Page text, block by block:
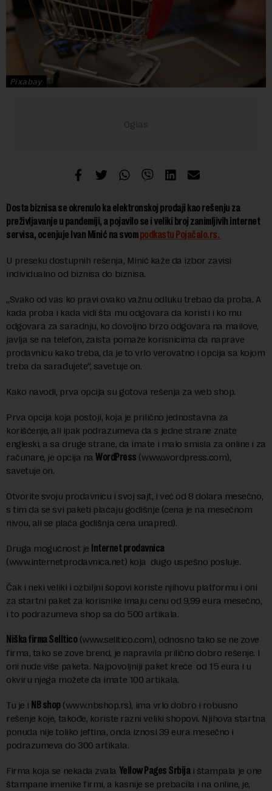
Pixabay
Dosta biznisa se okrenulo ka elektronskoj prodaji kao rešenju za
preživljavanje u pandemiji, a pojavilo se i veliki broj zanimljivih internet
servisa, ocenjuje Ivan Minić na svompodkastu Pojačalo.rs.
U preseku dostupnih rešenja, Minić kaže da izbor zavisi
individualno od biznisa do biznisa.
„Svako od vas ko pravi ovako važnu odluku trebao da proba. A
kada proba i kada vidi šta mu odgovara da koristi i ko mu
odgovara za saradnju, ko dovoljno brzo odgovara na mailove,
javlja se na telefon, zaista pomaže korisnicima da naprave
prodavnicu kako treba, da je to vrlo verovatno i opcija sa kojom
treba da sarađujete“, savetuje on.
Kako navodi, prva opcija su gotova rešenja za web shop.
Prva opcija koja postoji, koja je prilično jednostavna za
korišćenje, ali ipak podrazumeva da s jedne strane znate
engleski, a sa druge strane, da imate i malo smisla za online i za
računare, je opcija naWordPress (www.wordpress.com),
savetuje on.
Otvorite svoju prodavnicu i svoj sajt, i već od 8 dolara mesečno,
s tim da se svi paketi plaćaju godišnje (cena je na mesečnom
nivou, ali se plaća godišnja cena unapred).
Druga mogućnost je Internet prodavnica
(www.internetprodavnica.net) koja dugo uspešno posluje.
Čak i neki veliki i ozbiljni šopovi koriste njihovu platformu i oni
za startni paket za korisnike imaju cenu od 9,99 eura mesečno,
i to podrazumeva shop sa do 500 artikala.
Niška firma Selltico(www.selltico.com), odnosno tako se ne zove
firma, tako se zove brend, je napravila prilično dobro rešenje. I
oni nude više paketa. Najpovoljniji paket kreće od 15 eura i u
okviru njega možete da imate 100 artikala.
Tu je i NB shop(www.nbshop.rs), ima vrlo dobro i robusno
rešenje koje, takođe, koriste razni veliki shopovi. Njihova startna
ponuda nije toliko jeftina, onda iznosi 39 eura mesečno i
podrazumeva do 300 artikala.
Firma koja se nekada zvala Yellow Pages Srbijai štampala je one
štampane imenike firmi, a kasnije se prebacila i na online, je,